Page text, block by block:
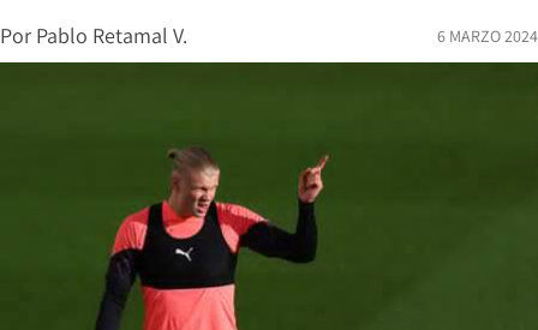
Por Pablo Retamal V. 6 MARZO 2024